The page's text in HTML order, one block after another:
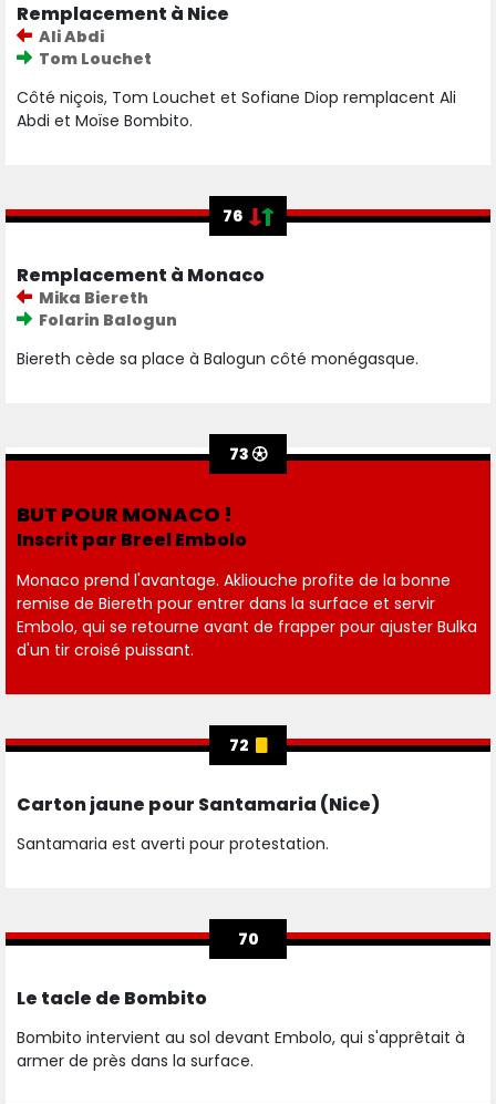
Remplacement à Nice
Ali Abdi
Tom Louchet
Côté niçois, Tom Louchet et Sofiane Diop remplacent Ali
Abdi et Moïse Bombito.
76
Remplacement à Monaco
Mika Biereth
Folarin Balogun
Biereth cède sa place à Balogun côté monégasque.
73
BUT POUR MONACO !
Inscrit par Breel Embolo
Monaco prend l'avantage. Akliouche profite de la bonne
remise de Biereth pour entrer dans la surface et servir
Embolo, qui se retourne avant de frapper pour ajuster Bulka
d'un tir croisé puissant.
72
Carton jaune pour Santamaria (Nice)
Santamaria est averti pour protestation.
70
Le tacle de Bombito
Bombito intervient au sol devant Embolo, qui s'apprêtait à
armer de près dans la surface.